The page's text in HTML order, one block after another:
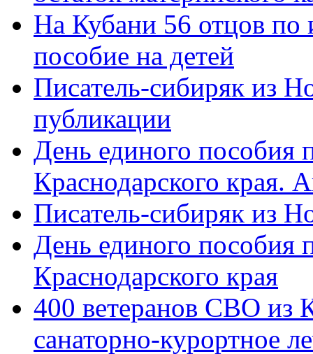
На Кубани 56 отцов по
пособие на детей
Писатель-сибиряк из
публикации
День единого пособия
Краснодарского края.
Писатель-сибиряк из
День единого пособия
Краснодарского края
400 ветеранов СВО из
санаторно-курортное